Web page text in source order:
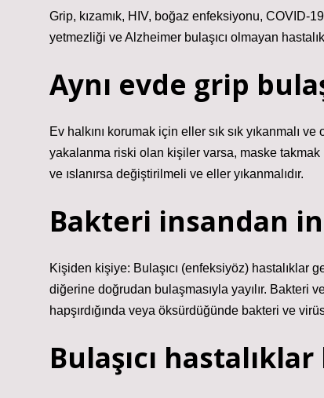
Grip, kızamık, HIV, boğaz enfeksiyonu, COVID-
yetmezliği ve Alzheimer bulaşıcı olmayan
Aynı evde grip
Ev halkını korumak için eller sık ​​sık yıkanmalı
yakalanma riski olan kişiler varsa, maske takmak
ve ıslanırsa değiştirilmeli ve eller yıkanmalıdır.
Bakteri insandan
Kişiden kişiye: Bulaşıcı (enfeksiyöz) hastalıklar
diğerine doğrudan bulaşmasıyla yayılır. Bakteri
hapşırdığında veya öksürdüğünde bakteri ve
Bulaşıcı